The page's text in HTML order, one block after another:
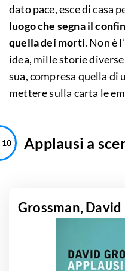
dato pace, esce di casa
luogo che segna il
quella dei morti. Non è
idea, mille storie
sua, compresa quella di
mettere sulla carta le
Applausi a
Grossman, David